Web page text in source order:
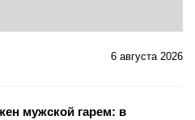
6 августа 2026
мужской гарем: в